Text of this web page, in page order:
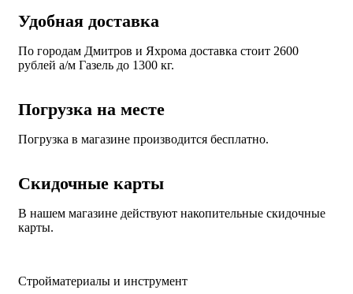
Удобная доставка
По городам Дмитров и Яхрома доставка стоит 2600
рублей а/м Газель до 1300 кг.
Погрузка на месте
Погрузка в магазине производится бесплатно.
Скидочные карты
В нашем магазине действуют накопительные скидочные
карты.
Стройматериалы и инструмент